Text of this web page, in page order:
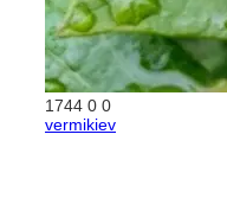
1744 0 0
vermikiev